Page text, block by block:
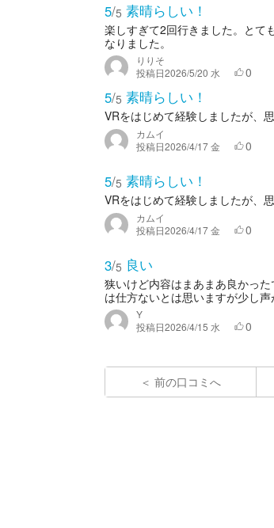
5/5 素晴らしい！
楽しすぎて2回行きました。とて
なりました。
りりそ
投稿日2026/5/20 水 0
5/5 素晴らしい！
VRをはじめて経験しましたが、
カムイ
投稿日2026/4/17 金 0
5/5 素晴らしい！
VRをはじめて経験しましたが、
カムイ
投稿日2026/4/17 金 0
3/5 良い
狭いけど内容はまあまあ良かっ
は仕方ないとは思いますが少し
Y
投稿日2026/4/15 水 0
前の口コミへ